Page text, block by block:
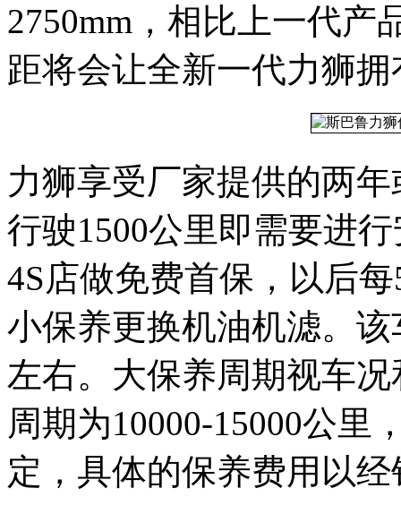
2750mm，相比上一代产
距将会让全新一代力狮
力狮享受厂家提供的两
行驶1500公里即需要进
4S店做免费首保，以后
小保养更换机油机滤。
左右。大保养周期视车
周期为10000-15000公里
定，具体的保养费用以